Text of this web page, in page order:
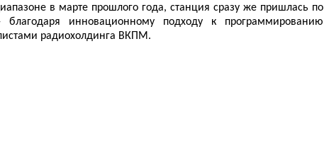
в марте прошлого года, станция сразу же пришлась по
инновационному подходу к программированию
радиохолдинга ВКПМ.